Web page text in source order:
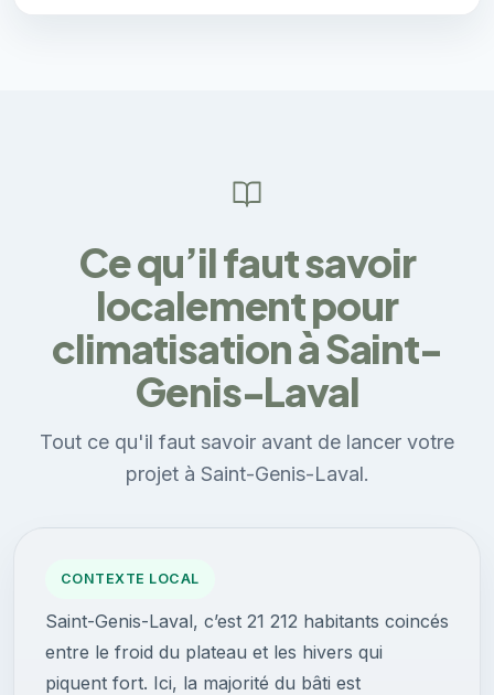
Ce qu’il faut savoir
localement pour
climatisation à Saint-
Genis-Laval
Tout ce qu'il faut savoir avant de lancer votre
projet à Saint-Genis-Laval.
CONTEXTE LOCAL
Saint-Genis-Laval, c’est 21 212 habitants coincés
entre le froid du plateau et les hivers qui
piquent fort. Ici, la majorité du bâti est